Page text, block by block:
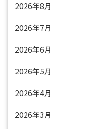
2026年8月
2026年7月
2026年6月
2026年5月
2026年4月
2026年3月